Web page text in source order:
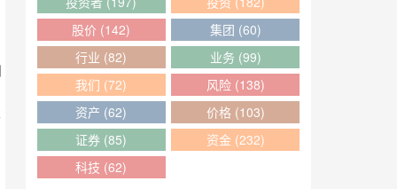
股价 (142) 集团 (60)
行业 (82) 业务 (99)
我们 (72) 风险(138)
资产 (62) 价格(103)
证券 (85) 资金(232)
科技 (62)